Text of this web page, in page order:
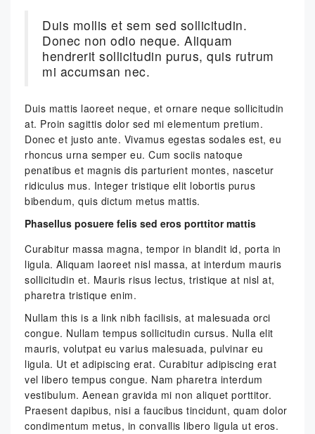
Duis mollis et sem sed sollicitudin.
Donec non odio neque. Aliquam
hendrerit sollicitudin purus, quis rutrum
mi accumsan nec.
Duis mattis laoreet neque, et ornare neque sollicitudin
at. Proin sagittis dolor sed mi elementum pretium.
Donec et justo ante. Vivamus egestas sodales est, eu
rhoncus urna semper eu. Cum sociis natoque
penatibus et magnis dis parturient montes, nascetur
ridiculus mus. Integer tristique elit lobortis purus
bibendum, quis dictum metus mattis.
Phasellus posuere felis sed eros porttitor mattis
Curabitur massa magna, tempor in blandit id, porta in
ligula. Aliquam laoreet nisl massa, at interdum mauris
sollicitudin et. Mauris risus lectus, tristique at nisl at,
pharetra tristique enim.
Nullam this is a link nibh facilisis, at malesuada orci
congue. Nullam tempus sollicitudin cursus. Nulla elit
mauris, volutpat eu varius malesuada, pulvinar eu
ligula. Ut et adipiscing erat. Curabitur adipiscing erat
vel libero tempus congue. Nam pharetra interdum
vestibulum. Aenean gravida mi non aliquet porttitor.
Praesent dapibus, nisi a faucibus tincidunt, quam dolor
condimentum metus, in convallis libero ligula ut eros.